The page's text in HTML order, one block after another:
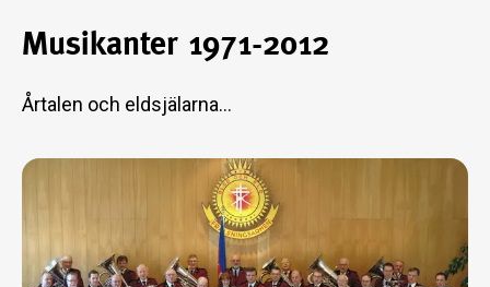
Musikanter 1971-2012
Årtalen och eldsjälarna...